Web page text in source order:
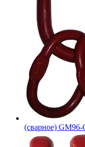
(сварное) GM96-